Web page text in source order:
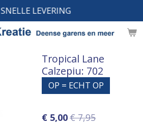
SNELLE LEVERING
Tropical Lane
Calzepiu: 702
OP = ECHT OP
€ 5,00€ 7,95